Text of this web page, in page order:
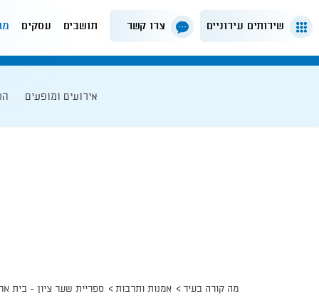
שירותים עירוניים צרו קשר תושבים עסקים
אירועים ומופעים
מה קורה בעיר אמנות ותרבות ספריית שער ציון - בית